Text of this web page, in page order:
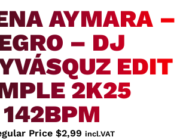
AYMARA –
– DJ
EDIT
2K25
142BPM
Price $2,99 incl.VAT